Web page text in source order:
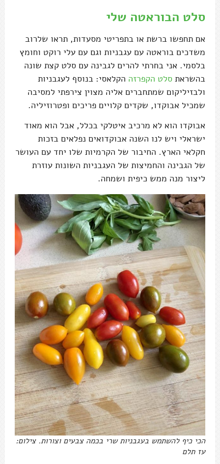
סלט הבוראטה שלי
אם תחפשו ברשת או בתפריטי מסעדות, תראו שלרוב
משדכים בוראטה עם עגבניות וגם עם עלי רוקט וחומץ
בלסמי. אני בחרתי להרים לגבינה עם סלט קצת שונה
בהשראת סלט הקפרזה הקלאסי: בנוסף לעגבניות
ולבזיליקום שמתחברים אליה מצוין צירפתי למסיבה
שמכיל אבוקדו, שקדים קלויים פריכים ופטרוזיליה.
אבוקדו הוא לא מרכיב איטלקי בכלל, אבל הוא מאוד
ישראלי ויש לנו השנה אבוקדואים נפלאים בזכות
חקלאי הארץ. החיבור של הקרמיות שלו יחד עם העושר
של הגבינה והחמיצות של העגבניות השונות עוזרת
ליצור מנה ממש כיפית ושמחה.
הכי כיף להשתמש בעגבניות שרי בכמה צבעים וצורות. צילום:
עז תלם